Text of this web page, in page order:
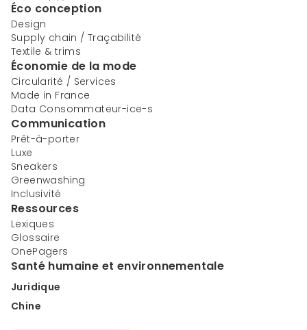
Éco conception
Design
Supply chain / Traçabilité
Textile & trims
Économie de la mode
Circularité / Services
Made in France
Data Consommateur-ice-s
Communication
Prêt-à-porter
Luxe
Sneakers
Greenwashing
Inclusivité
Ressources
Lexiques
Glossaire
OnePagers
Santé humaine et environnementale
Juridique
Chine